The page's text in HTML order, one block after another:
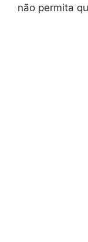
não permita